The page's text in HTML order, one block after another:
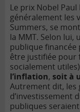
Le prix Nobel
généralement les
Summers, se
la MMT. Selon lui,
publique
être justifiée pour
socialement
l’inflation, soit à
Autrement dit, les
d’investissement
publiques